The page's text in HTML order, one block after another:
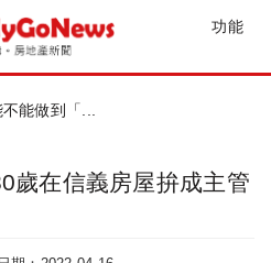
功能
節主題曲
歲在信義房屋拚成主管